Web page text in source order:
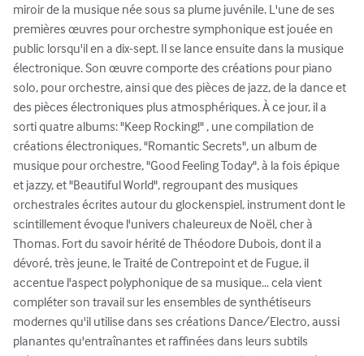
miroir de la musique née sous sa plume juvénile. L'une de ses
premières œuvres pour orchestre symphonique est jouée en
public lorsqu'il en a dix-sept. Il se lance ensuite dans la musique
électronique. Son œuvre comporte des créations pour piano
solo, pour orchestre, ainsi que des pièces de jazz, de la dance et
des pièces électroniques plus atmosphériques. À ce jour, il a
sorti quatre albums: "Keep Rocking!" , une compilation de
créations électroniques, "Romantic Secrets", un album de
musique pour orchestre, "Good Feeling Today", à la fois épique
et jazzy, et "Beautiful World", regroupant des musiques
orchestrales écrites autour du glockenspiel, instrument dont le
scintillement évoque l'univers chaleureux de Noël, cher à
Thomas. Fort du savoir hérité de Théodore Dubois, dont il a
dévoré, très jeune, le Traité de Contrepoint et de Fugue, il
accentue l'aspect polyphonique de sa musique... cela vient
compléter son travail sur les ensembles de synthétiseurs
modernes qu'il utilise dans ses créations Dance/Electro, aussi
planantes qu'entraînantes et raffinées dans leurs subtils